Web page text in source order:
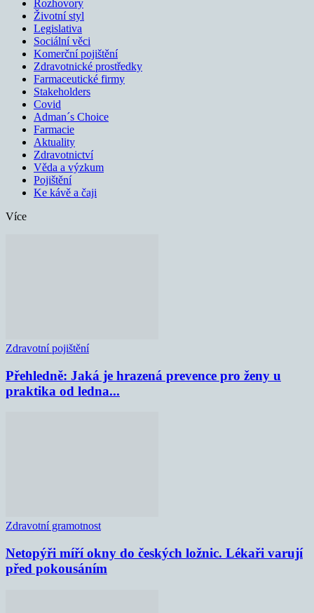
Rozhovory
Životní styl
Legislativa
Sociální věci
Komerční pojištění
Zdravotnické prostředky
Farmaceutické firmy
Stakeholders
Covid
Adman´s Choice
Farmacie
Aktuality
Zdravotnictví
Věda a výzkum
Pojištění
Ke kávě a čaji
Více
Zdravotní pojištění
Přehledně: Jaká je hrazená prevence pro ženy u
praktika od ledna...
Zdravotní gramotnost
Netopýři míří okny do českých ložnic. Lékaři varují
před pokousáním